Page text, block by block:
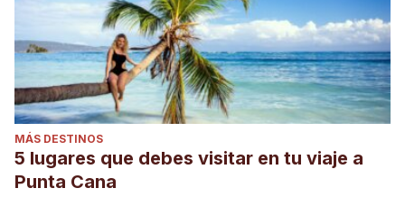
MÁS DESTINOS
5 lugares que debes visitar en tu viaje a
Punta Cana